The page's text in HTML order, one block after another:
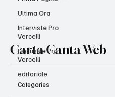
Ultima Ora
Interviste Pro
Vercelli
Esclusive Pro
Vercelli
editoriale
Carta Canta Web
Categories